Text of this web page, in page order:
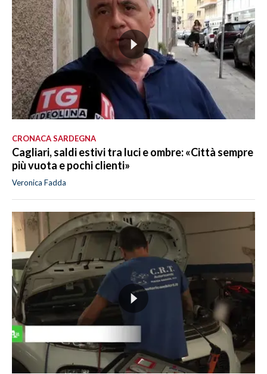
CRONACA SARDEGNA
Cagliari, saldi estivi tra luci e ombre: «Città sempre
più vuota e pochi clienti»
Veronica Fadda